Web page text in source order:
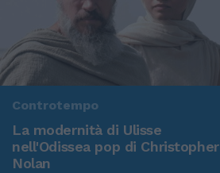
Controtempo
La modernità di Ulisse
nell'Odissea pop di Christopher
Nolan